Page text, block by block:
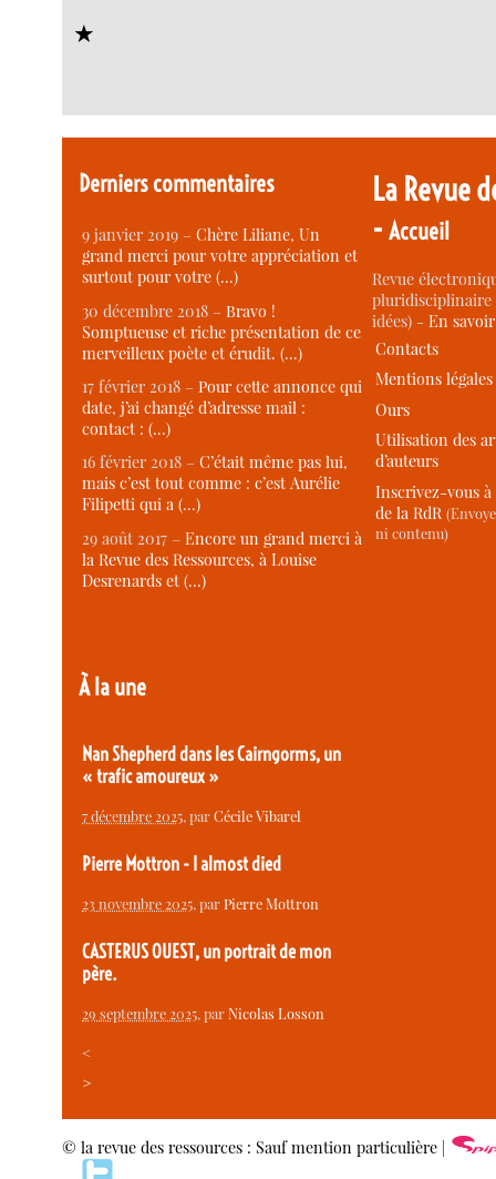
★
Derniers commentaires
9 janvier 2019 –Chère Liliane, Un
grand merci pour votre appréciation et
surtout pour votre (…)
30 décembre 2018 –Bravo !
Somptueuse et riche présentation de ce
merveilleux poète et érudit. (…)
17 février 2018 –Pour cette annonce qui
date, j’ai changé d’adresse mail :
contact : (…)
16 février 2018 –C’était même pas lui,
mais c’est tout comme : c’est Aurélie
Filipetti qui a (…)
29 août 2017 –Encore un grand merci à
la Revue des Ressources, à Louise
Desrenards et (…)
À la une
Nan Shepherd dans les Cairngorms, un
« trafic amoureux »
7 décembre 2025, parCécile Vibarel
Pierre Mottron - I almost died
23 novembre 2025, parPierre Mottron
CASTERUS OUEST, un portrait de mon
père.
29 septembre 2025, parNicolas Losson
<
>
La Revue
-Accueil
Revue
idées) -En
Contacts
Mentions légales
Ours
Utilisation des
d’auteurs
Inscrivez-vous
de la RdR
ni contenu)
© la revue des ressources : Sauf mention particulière |